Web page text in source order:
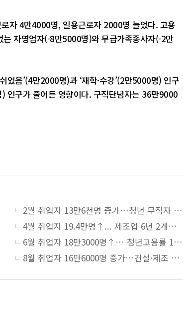
자 4만4000명, 일용근로자 2000명 늘었다. 고용
자영업자(-8만5000명)와 무급가족종사자(-2만
음’(4만2000명)과 ‘재학·수강’(2만5000명) 인구
인구가 줄어든 영향이다. 구직단념자는 36만9000
2월 취업자 13만6천명 증가…청년 무직자 50만명
4월 취업자 19.4만명↑... 제조업 6년 2개월만에 최대 감소
6월 취업자 18만3000명↑… 청년고용률 14개월째 하락
8월 취업자 16만6000명 증가…건설·제조 취업난 지속